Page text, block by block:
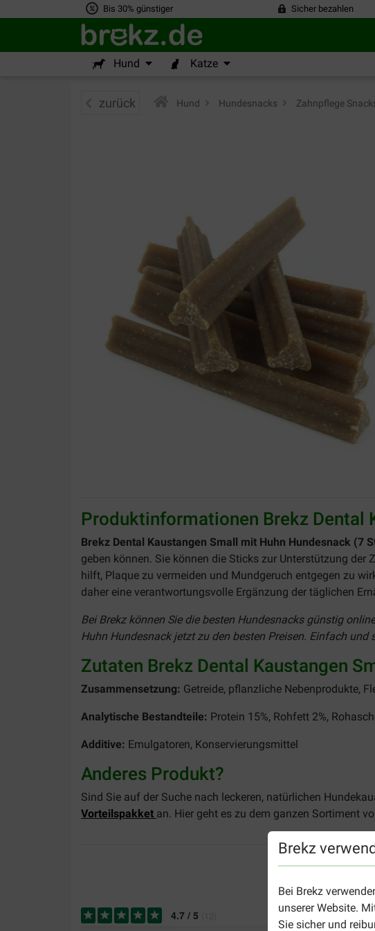
Bis 30% günstiger Sicher bezahlen
Hund Katze
Brekz
Bei Brekz
unserer Website.
Sie sicher und
zurück Hund Hundesnacks Zahnpflege
Produktinformationen Brekz Dental
Brekz Dental Kaustangen Small mit Huhn Hundesnack (7
geben können. Sie können die Sticks zur Unterstützung
hilft, Plaque zu vermeiden und Mundgeruch entgegen zu
daher eine verantwortungsvolle Ergänzung der täglichen
Bei Brekz können Sie die besten Hundesnacks günstig
Huhn Hundesnack jetzt zu den besten Preisen. Einfach und
Zutaten Brekz Dental Kaustangen
Zusammensetzung: Getreide, pflanzliche Nebenprodukte,
Analytische Bestandteile: Protein 15%, Rohfett 2%,
Additive: Emulgatoren, Konservierungsmittel
Anderes Produkt?
Sind Sie auf der Suche nach leckeren, natürlichen
Vorteilspakket an. Hier geht es zu dem ganzen Sortiment
4.7 / 5